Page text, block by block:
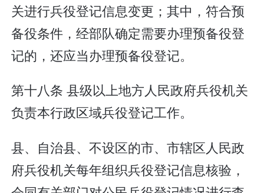
关进行兵役登记信息变更；其中，符合预
备役条件，经部队确定需要办理预备役登
记的，还应当办理预备役登记。
第十八条 县级以上地方人民政府兵役机关
负责本行政区域兵役登记工作。
县、自治县、不设区的市、市辖区人民政
府兵役机关每年组织兵役登记信息核验，